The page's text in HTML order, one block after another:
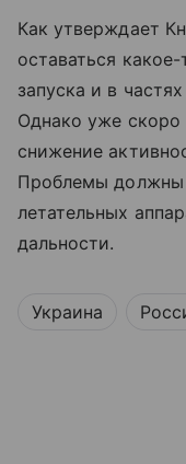
Как утверждает
оставаться
запуска и в
Однако уже скоро
снижение
Проблемы должны
летательных
дальности.
Украина